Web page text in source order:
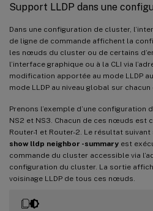
Support LLDP dans une
Dans une configuration de cluster,
de ligne de commande affichent la
les nœuds du cluster ou de certains
l’interface graphique ou à la CLI via
modification apportée au mode LLDP
mode LLDP au niveau global sur
Prenons l’exemple d’une configuration
NS2 et NS3. Chacun de ces nœuds est
Router-1 et Router-2. Le résultat
show lldp neighbor -summary est
commande du cluster accessible via
configuration du cluster. La sortie
voisinage LLDP de tous ces nœuds.